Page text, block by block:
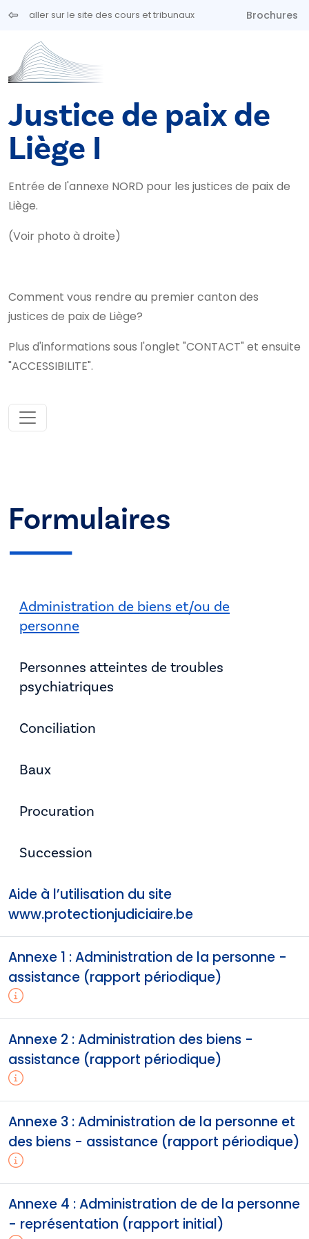
Aller au contenu principal
aller sur le site des cours et tribunaux Brochures
Justice de paix de
Liège I
Entrée de l'annexe NORD pour les justices de paix de
Liège.
(Voir photo à droite)
Comment vous rendre au premier canton des
justices de paix de Liège?
Plus d'informations sous l'onglet "CONTACT" et ensuite
"ACCESSIBILITE".
Formulaires
Administration de biens et/ou de
personne
Personnes atteintes de troubles
psychiatriques
Conciliation
Baux
Procuration
Succession
Aide à l’utilisation du site
www.protectionjudiciaire.be
Annexe 1 : Administration de la personne -
assistance (rapport périodique)
Annexe 2 : Administration des biens -
assistance (rapport périodique)
Annexe 3 : Administration de la personne et
des biens - assistance (rapport périodique)
Annexe 4 : Administration de de la personne
- représentation (rapport initial)